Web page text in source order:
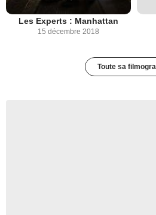
Les Experts : Manhattan
15 décembre 2018
Toute sa